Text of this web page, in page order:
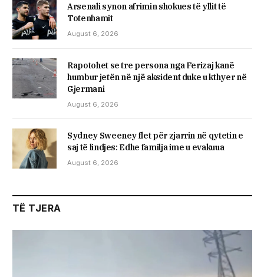
Arsenali synon afrimin shokues të yllit të
Totenhamit
August 6, 2026
Rapotohet se tre persona nga Ferizaj kanë
humbur jetën në një aksident duke u kthyer në
Gjermani
August 6, 2026
Sydney Sweeney flet për zjarrin në qytetin e
saj të lindjes: Edhe familja ime u evakuua
August 6, 2026
TË TJERA